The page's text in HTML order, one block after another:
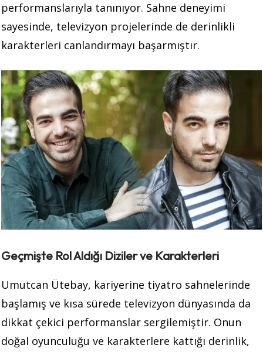
performanslarıyla tanınıyor. Sahne deneyimi
sayesinde, televizyon projelerinde de derinlikli
karakterleri canlandırmayı başarmıştır.
Geçmişte Rol Aldığı Diziler ve Karakterleri
Umutcan Ütebay, kariyerine tiyatro sahnelerinde
başlamış ve kısa sürede televizyon dünyasında da
dikkat çekici performanslar sergilemiştir. Onun
doğal oyunculuğu ve karakterlere kattığı derinlik,